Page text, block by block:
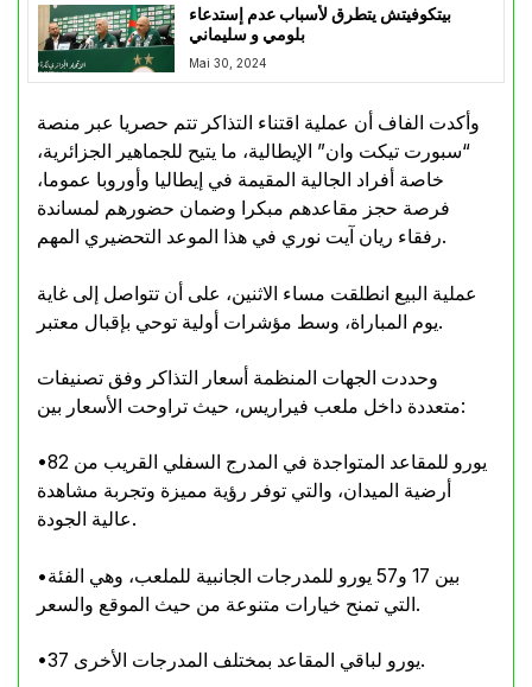
بيتكوفيتش يتطرق لأسباب عدم إستدعاء
بلومي و سليماني
Mai 30, 2024
وأكدت الفاف أن عملية اقتناء التذاكر تتم حصريا عبر منصة
“سبورت تيكت وان” الإيطالية، ما يتيح للجماهير الجزائرية،
خاصة أفراد الجالية المقيمة في إيطاليا وأوروبا عموما،
فرصة حجز مقاعدهم مبكرا وضمان حضورهم لمساندة
رفقاء ريان آيت نوري في هذا الموعد التحضيري المهم.
عملية البيع انطلقت مساء الاثنين، على أن تتواصل إلى غاية
يوم المباراة، وسط مؤشرات أولية توحي بإقبال معتبر.
وحددت الجهات المنظمة أسعار التذاكر وفق تصنيفات
متعددة داخل ملعب فيراريس، حيث تراوحت الأسعار بين:
•82 يورو للمقاعد المتواجدة في المدرج السفلي القريب من
أرضية الميدان، والتي توفر رؤية مميزة وتجربة مشاهدة
عالية الجودة.
•بين 17 و57 يورو للمدرجات الجانبية للملعب، وهي الفئة
التي تمنح خيارات متنوعة من حيث الموقع والسعر.
•37 يورو لباقي المقاعد بمختلف المدرجات الأخرى.